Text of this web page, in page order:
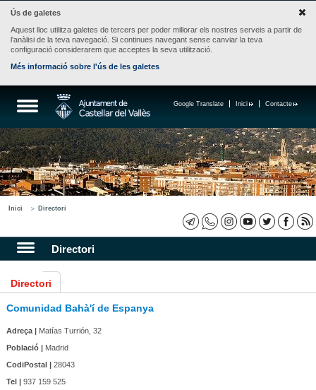
Ús de galetes
Aquest lloc utilitza galetes de tercers per poder millorar els nostres serveis a partir de
l'anàlisi de la teva navegació. Si continues navegant sense canviar la teva
configuració considerarem que acceptes la seva utilització.
Més informació sobre l'ús de les galetes
Contacte
Inici
Google Translate
Inici Directori
Directori
Directori
Comunidad Bahà'í de Espanya
Adreça |Matías Turrión, 32
Població |Madrid
CodiPostal |28043
Tel |937 159 525